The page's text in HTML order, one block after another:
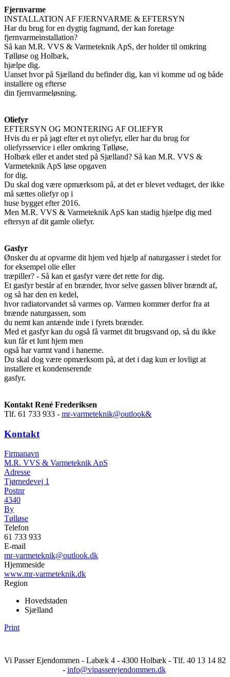
Fjernvarme
INSTALLATION AF FJERNVARME & EFTERSYN
Har du brug for en dygtig fagmand, der kan foretage
fjernvarmeinstallation?
Så kan M.R. VVS & Varmeteknik ApS, der holder til omkring
Tølløse og Holbæk,
hjælpe dig.
Uanset hvor på Sjælland du befinder dig, kan vi komme ud og både
installere og efterse
din fjernvarmeløsning.
Oliefyr
EFTERSYN OG MONTERING AF OLIEFYR
Hvis du er på jagt efter et nyt oliefyr, eller har du brug for
oliefyrsservice i eller omkring Tølløse,
Holbæk eller et andet sted på Sjælland? Så kan M.R. VVS &
Varmeteknik ApS løse opgaven
for dig.
Du skal dog være opmærksom på, at det er blevet vedtaget, der ikke
må sættes oliefyr op i
huse bygget efter 2016.
Men M.R. VVS & Varmeteknik ApS kan stadig hjælpe dig med
eftersyn af dit gamle oliefyr.
Gasfyr
Ønsker du at opvarme dit hjem ved hjælp af naturgasser i stedet for
for eksempel olie eller
træpiller? - Så kan et gasfyr være det rette for dig.
Et gasfyr består af en brænder, hvor selve gassen bliver brændt af,
og så har den en kedel,
hvor radiatorvandet så varmes op. Varmen kommer derfor fra at
brænde naturgassen, som
du nemt kan antænde inde i fyrets brænder.
Med et gasfyr kan du også få varmet dit brugsvand op, så du ikke
kun får et lunt hjem men
også har varmt vand i hanerne.
Du skal dog være opmærksom på, at det i dag kun er lovligt at
installere et kondenserende
gasfyr.
Kontakt René Frederiksen
Tlf. 61 733 933 - mr-varmeteknik@outlook&
Kontakt
Firmanavn
M.R. VVS & Varmeteknik ApS
Adresse
Tjørnedevej 1
Postnr
4340
By
Tølløse
Telefon
61 733 933
E-mail
mr-varmeteknik@outlook.dk
Hjemmeside
www.mr-varmeteknik.dk
Region
Hovedstaden
Sjælland
Print
Vi Passer Ejendommen - Labæk 4 - 4300 Holbæk - Tlf. 40 13 14 82
- info@vipasserejendommen.dk